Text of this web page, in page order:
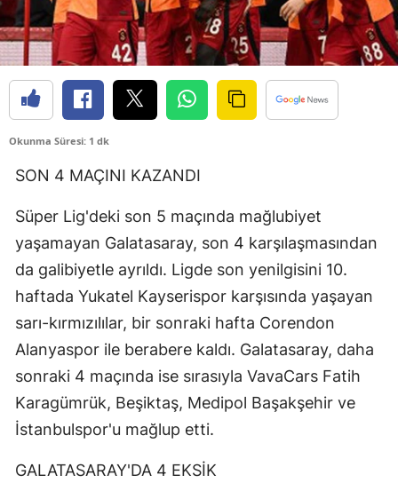
Erzincan
Erzurum
Eskişehir
Gümüşhane
Hakkari
Hatay
Isparta
Mersin
Okunma Süresi: 1 dk
SON 4 MAÇINI KAZANDI
Süper Lig'deki son 5 maçında mağlubiyet
yaşamayan Galatasaray, son 4 karşılaşmasından
da galibiyetle ayrıldı. Ligde son yenilgisini 10.
haftada Yukatel Kayserispor karşısında yaşayan
sarı-kırmızılılar, bir sonraki hafta Corendon
Alanyaspor ile berabere kaldı. Galatasaray, daha
sonraki 4 maçında ise sırasıyla VavaCars Fatih
Karagümrük, Beşiktaş, Medipol Başakşehir ve
İstanbulspor'u mağlup etti.
GALATASARAY'DA 4 EKSİK